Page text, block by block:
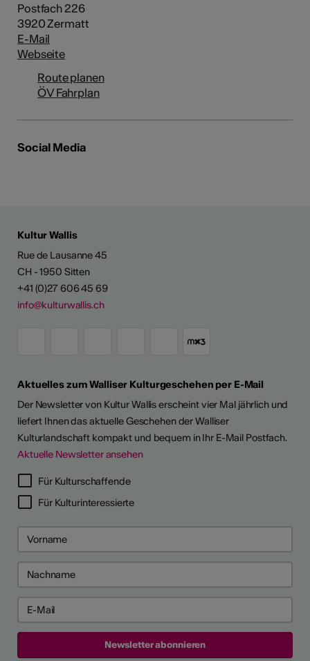
Postfach 226
3920 Zermatt
E-Mail
Webseite
Route planen
ÖV Fahrplan
Social Media
Kultur Wallis
Rue de Lausanne 45
CH - 1950 Sitten
+41 (0)27 606 45 69
info@kulturwallis.ch
Aktuelles zum Walliser Kulturgeschehen per E-Mail
Der Newsletter von Kultur Wallis erscheint vier Mal jährlich und
liefert Ihnen das aktuelle Geschehen der Walliser
Kulturlandschaft kompakt und bequem in Ihr E-Mail Postfach.
Aktuelle Newsletter ansehen
Für Kulturschaffende
Für Kulturinteressierte